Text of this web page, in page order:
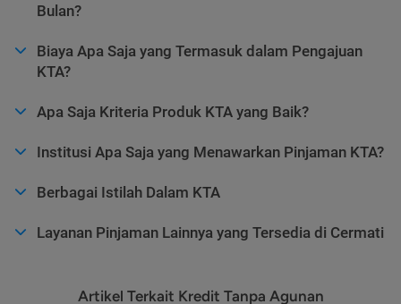
Bulan?
Biaya Apa Saja yang Termasuk dalam Pengajuan
KTA?
Apa Saja Kriteria Produk KTA yang Baik?
Institusi Apa Saja yang Menawarkan Pinjaman KTA?
Berbagai Istilah Dalam KTA
Layanan Pinjaman Lainnya yang Tersedia di Cermati
Artikel Terkait Kredit Tanpa Agunan